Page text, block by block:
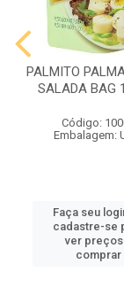
PALMITO
SALADA BAG
Código:
Embalagem:
Faça seu
cadastre-se
ver preços
comprar